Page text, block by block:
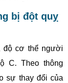
bị đột quỵ
độ cơ thể người
C. Theo thông
sự thay đổi của